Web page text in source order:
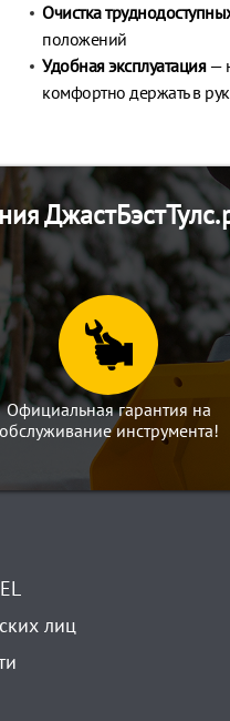
Очистка
положений
Удобная эксплуатация—
комфортно держать в
Официальная гарантия на
обслуживание инструмента!
лиц